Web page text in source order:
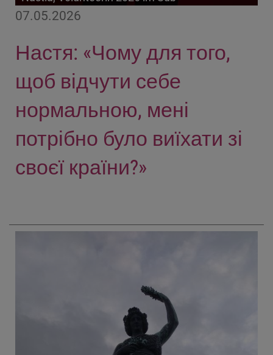
07.05.2026
Настя: «Чому для того,
щоб відчути себе
нормальною, мені
потрібно було виїхати зі
своєї країни?»